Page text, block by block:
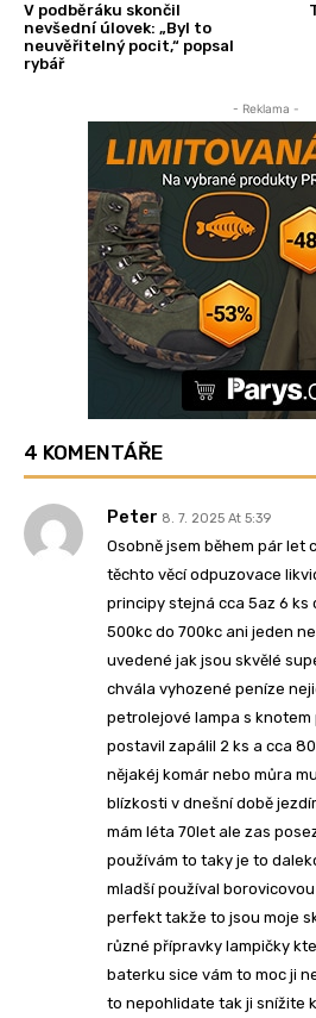
V podběráku skončil
nevšední úlovek: „Byl to
neuvěřitelný pocit,“ popsal
rybář
- Reklama -
4 KOMENTÁŘE
Peter 8. 7. 2025 At 5:39
Osobně jsem během pár let
těchto věcí odpuzovace
principy stejná cca 5az 6 ks
500kc do 700kc ani jeden
uvedené jak jsou skvělé
chvála vyhozené peníze
petrolejové lampa s knotem
postavil zapálil 2 ks a cca
nějakéj komár nebo můra
blízkosti v dnešní době
mám léta 70let ale zas
používám to taky je to
mladší používal
perfekt takže to jsou moje
různé přípravky lampičky
baterku sice vám to moc ji
to nepohlidate tak ji snížite